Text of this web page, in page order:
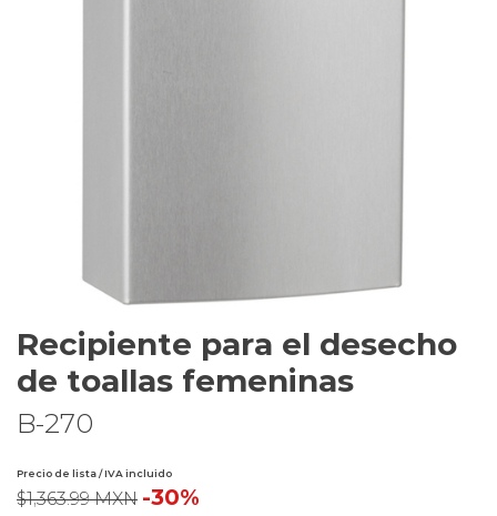
Recipiente para el desecho
de toallas femeninas
B-270
Precio de lista / IVA incluido
$1,363.99 MXN -30%